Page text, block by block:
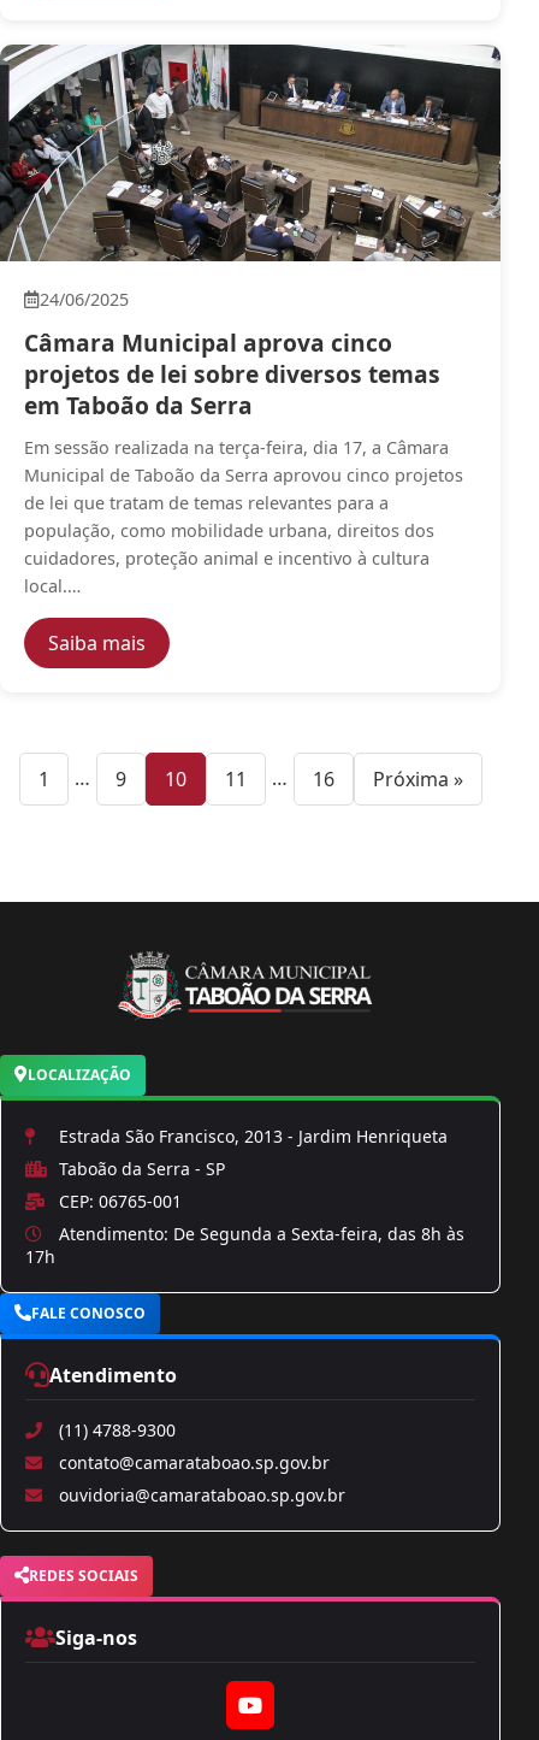
24/06/2025
Câmara Municipal aprova cinco
projetos de lei sobre diversos temas
em Taboão da Serra
Em sessão realizada na terça-feira, dia 17, a Câmara
Municipal de Taboão da Serra aprovou cinco projetos
de lei que tratam de temas relevantes para a
população, como mobilidade urbana, direitos dos
cuidadores, proteção animal e incentivo à cultura
local.…
Saiba mais — Câmara Municipal aprova cinco
1 — página
… 9— página
10— página
11 — página
… 16— páginaPróxima »
LOCALIZAÇÃO
Estrada São Francisco, 2013 - Jardim Henriqueta
Taboão da Serra - SP
CEP: 06765-001
Atendimento: De Segunda a Sexta-feira, das 8h às
17h
FALE CONOSCO
Atendimento
(11) 4788-9300
contato@camarataboao.sp.gov.br
ouvidoria@camarataboao.sp.gov.br
REDES SOCIAIS
Siga-nos
YouTube